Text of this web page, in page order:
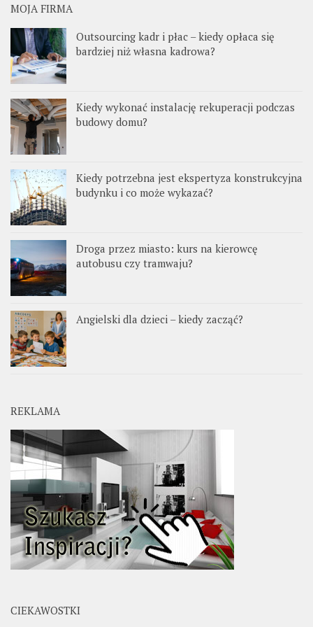
MOJA FIRMA
Outsourcing kadr i płac – kiedy opłaca się
bardziej niż własna kadrowa?
Kiedy wykonać instalację rekuperacji podczas
budowy domu?
Kiedy potrzebna jest ekspertyza konstrukcyjna
budynku i co może wykazać?
Droga przez miasto: kurs na kierowcę
autobusu czy tramwaju?
Angielski dla dzieci – kiedy zacząć?
REKLAMA
CIEKAWOSTKI